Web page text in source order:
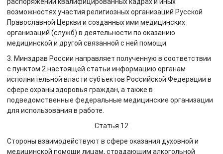
возможностях участия религиозных организаций Русской
Православной Церкви и созданных ими медицинских
организаций (служб) в деятельности по оказанию
медицинской и другой связанной с ней помощи.
3. Минздрав России направляет полученную в соответствии
с пунктом 2 настоящей статьи информацию органам
исполнительной власти субъектов Российской Федерации в
сфере охраны здоровья граждан, а также в
подведомственные федеральные медицинские организации
для использования в работе.
Статья 12
Стороны взаимодействуют в сфере оказания духовной и
медицинской помощи лицам, страдающим алкогольной